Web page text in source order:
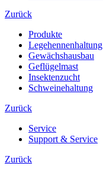
Zurück
Produkte
Legehennenhaltung
Gewächshausbau
Geflügelmast
Insektenzucht
Schweinehaltung
Zurück
Service
Support & Service
Zurück